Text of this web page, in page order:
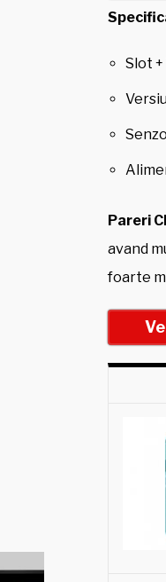
Slot +
Pareri
avand
foarte